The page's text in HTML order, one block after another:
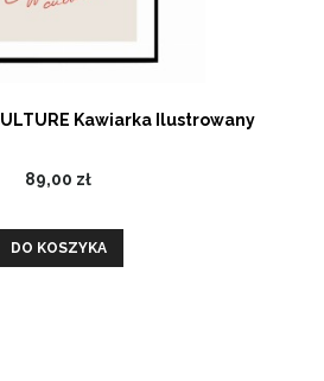
Kawiarka Ilustrowany
89,00 zł
DO KOSZYKA